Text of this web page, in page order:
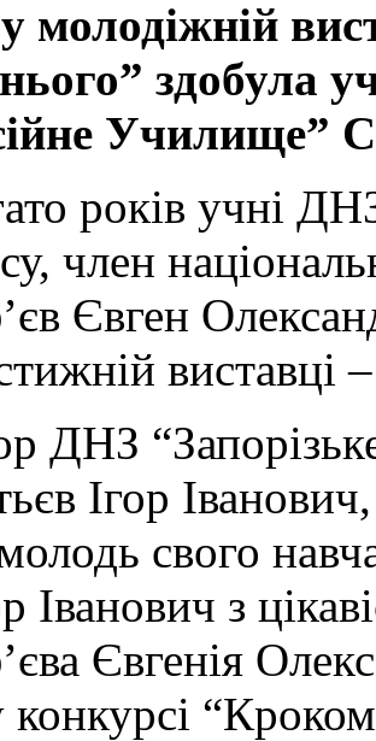
молодіжній
” здобула
Училище”
років учні
член
Євген
виставці
ДНЗ
Ігор
свого
Іванович з
Євгенія
конкурсі